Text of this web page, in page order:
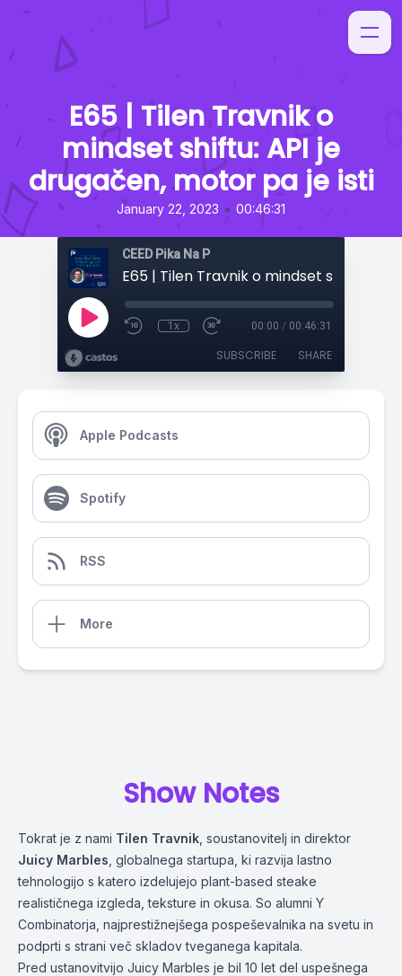
E65 | Tilen Travnik o
mindset shiftu: API je
drugačen, motor pa je isti
January 22, 2023 • 00:46:31
CEED Pika Na P
1x 00:00 / 00:46:31
SUBSCRIBE SHARE
Apple Podcasts
Spotify
RSS
More
Show Notes
Tokrat je z nami Tilen Travnik , soustanovitelj in direktor
Juicy Marbles , globalnega startupa, ki razvija lastno
tehnologijo s katero izdelujejo plant-based steake
realističnega izgleda, teksture in okusa. So alumni Y
Combinatorja, najprestižnejšega pospeševalnika na svetu in
podprti s strani več skladov tveganega kapitala.
Pred ustanovitvijo Juicy Marbles je bil 10 let del uspešnega